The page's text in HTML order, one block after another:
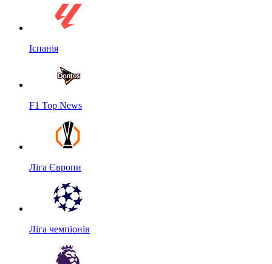
Іспанія
F1 Top News
Ліга Європи
Ліга чемпіонів